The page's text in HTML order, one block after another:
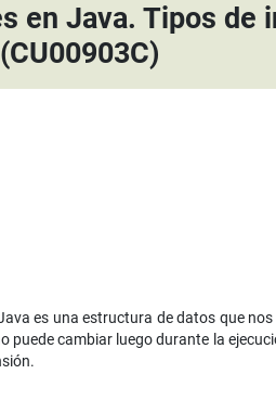
en Java. Tipos de
es una estructura de datos que
cambiar luego durante la